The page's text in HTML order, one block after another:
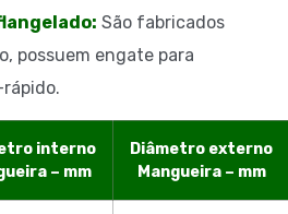
São fabricados
possuem engate para
interno
– mm
Diâmetro externo
Mangueira – mm